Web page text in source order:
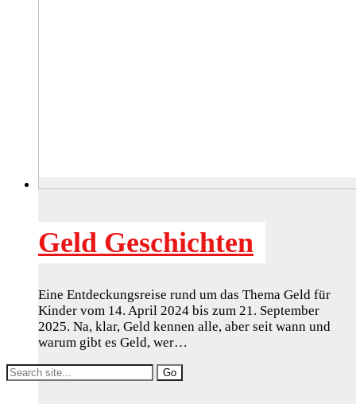
Geld Geschichten
Eine Entdeckungsreise rund um das Thema Geld für
Kinder vom 14. April 2024 bis zum 21. September
2025. Na, klar, Geld kennen alle, aber seit wann und
warum gibt es Geld, wer…
Search